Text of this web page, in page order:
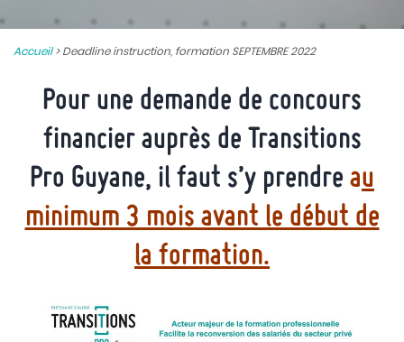
Accueil>Deadline instruction, formation SEPTEMBRE 2022
Pour une demande de concours
financier auprès de Transitions
Pro Guyane, il faut s’y prendre au
minimum 3 mois avant le début de
la formation.